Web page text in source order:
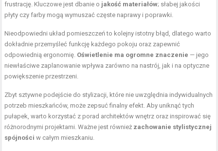
frustrację. Kluczowe jest dbanie o jakość materiałów; słabej jakości
płyty czy farby mogą wymuszać częste naprawy i poprawki.
Nieodpowiedni układ pomieszczeń to kolejny istotny błąd, dlatego warto
dokładnie przemyśleć funkcję każdego pokoju oraz zapewnić
odpowiednią ergonomię. Oświetlenie ma ogromne znaczenie — jego
niewłaściwe zaplanowanie wpływa zarówno na nastrój, jak i na optyczne
powiększenie przestrzeni.
Zbyt sztywne podejście do stylizacji, które nie uwzględnia indywidualnych
potrzeb mieszkańców, może zepsuć finalny efekt. Aby uniknąć tych
pułapek, warto korzystać z porad architektów wnętrz oraz inspirować się
różnorodnymi projektami. Ważne jest również zachowanie stylistycznej
spójności w całym mieszkaniu.